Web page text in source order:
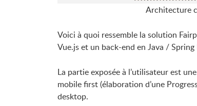
Architecture
Voici à quoi ressemble la solution
Vue.js et un back-end en Java /
La partie exposée à l’utilisateur est
mobile first (élaboration d’une
desktop.